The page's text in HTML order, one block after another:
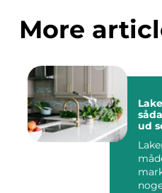
More
ud